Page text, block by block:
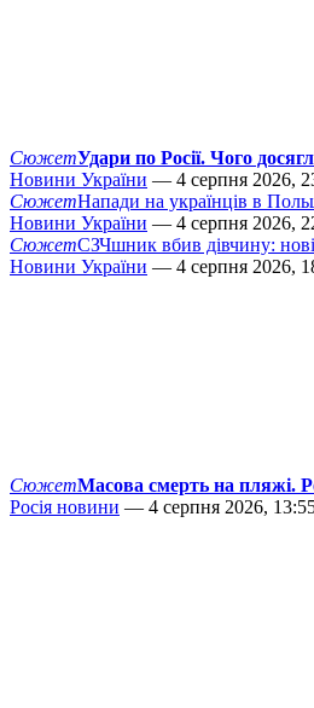
СюжетУдари по Росії. Чого
Новини України — 4 серпня 2026,
СюжетНапади на українців в
Новини України — 4 серпня 2026,
СюжетСЗЧшник вбив дівчину: нові
Новини України — 4 серпня 2026,
СюжетМасова смерть на пляжі.
Росія новини — 4 серпня 2026,